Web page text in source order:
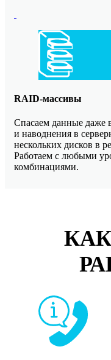
RAID-массивы
Спасаем данные даже
и наводнения в
нескольких дисков в
Работаем с любыми
комбинациями.